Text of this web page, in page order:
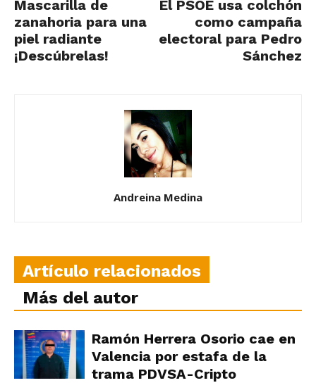
Mascarilla de
zanahoria para una
piel radiante
¡Descúbrelas!
El PSOE usa colchón
como campaña
electoral para Pedro
Sánchez
Andreina Medina
Artículo relacionados
Más del autor
Ramón Herrera Osorio cae en
Valencia por estafa de la
trama PDVSA-Cripto